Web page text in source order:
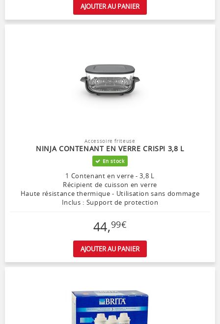
AJOUTER AU PANIER
Accessoire friteuse
NINJA CONTENANT EN VERRE CRISPI 3,8 L
En stock
1 Contenant en verre - 3,8 L
Récipient de cuisson en verre
Haute résistance thermique - Utilisation sans dommage
Inclus : Support de protection
44,99€
AJOUTER AU PANIER